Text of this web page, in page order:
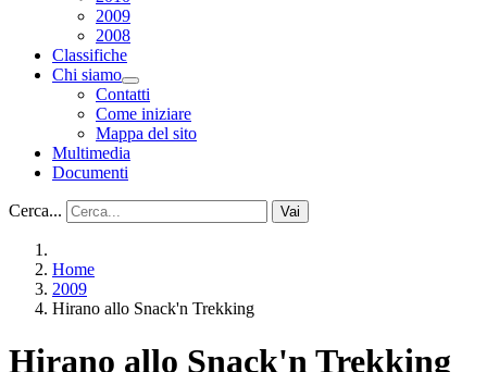
2009
2008
Classifiche
Chi siamo
Contatti
Come iniziare
Mappa del sito
Multimedia
Documenti
Cerca... Vai
Home
2009
Hirano allo Snack'n Trekking
Hirano allo Snack'n Trekking